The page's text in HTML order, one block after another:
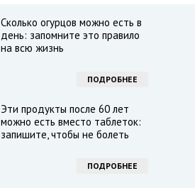
Сколько огурцов можно есть в
день: запомните это правило
на всю жизнь
ПОДРОБНЕЕ
Эти продукты после 60 лет
можно есть вместо таблеток:
запишите, чтобы не болеть
ПОДРОБНЕЕ